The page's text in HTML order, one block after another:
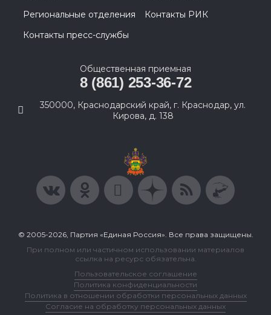
Региональные отделения
Контакты РИК
Контакты пресс-службы
Общественная приемная
8 (861) 253-36-72
350000, Краснодарский край, г. Краснодар, ул.
Кирова, д. 138
© 2005-2026, Партия «Единая Россия». Все права защищены.
При полном или частичном использовании материалов
ссылка на ресурс обязательна.
Пользовательское соглашение
Политика конфиденциальности
Политика в отношении обработки персональных данных
Согласие на обработку персональных данных